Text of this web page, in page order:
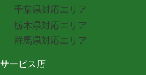
千葉県対応エリア
栃木県対応エリア
群馬県対応エリア
サービス店